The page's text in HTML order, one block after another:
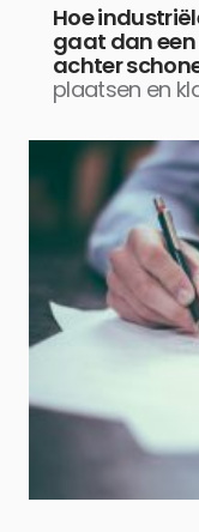
Hoe
gaat dan
achter
plaatsen en